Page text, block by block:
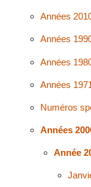
Années
Années
Années
Années
Numéros
Années
Année